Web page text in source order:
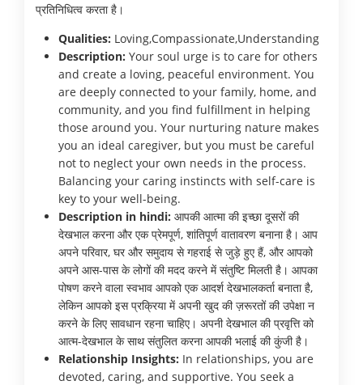
प्रतिनिधित्व करता है।
Qualities: Loving,Compassionate,Understanding
Description: Your soul urge is to care for others
and create a loving, peaceful environment. You
are deeply connected to your family, home, and
community, and you find fulfillment in helping
those around you. Your nurturing nature makes
you an ideal caregiver, but you must be careful
not to neglect your own needs in the process.
Balancing your caring instincts with self-care is
key to your well-being.
Description in hindi: आपकी आत्मा की इच्छा दूसरों की
देखभाल करना और एक प्रेमपूर्ण, शांतिपूर्ण वातावरण बनाना है। आप
अपने परिवार, घर और समुदाय से गहराई से जुड़े हुए हैं, और आपको
अपने आस-पास के लोगों की मदद करने में संतुष्टि मिलती है। आपका
पोषण करने वाला स्वभाव आपको एक आदर्श देखभालकर्ता बनाता है,
लेकिन आपको इस प्रक्रिया में अपनी खुद की ज़रूरतों की उपेक्षा न
करने के लिए सावधान रहना चाहिए। अपनी देखभाल की प्रवृत्ति को
आत्म-देखभाल के साथ संतुलित करना आपकी भलाई की कुंजी है।
Relationship Insights: In relationships, you are
devoted, caring, and supportive. You seek a